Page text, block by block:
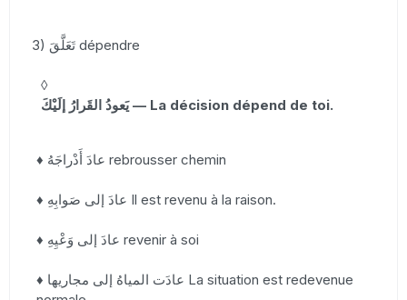
3) تَعَلَّقَ dépendre
◊
يَعودُ القَرارُ إلَيْكَ — La décision dépend de toi.
♦ عادَ أَدْراجَهُ rebrousser chemin
♦ عادَ إلى صَوابِهِ Il est revenu à la raison.
♦ عادَ إلى وَعْيِهِ revenir à soi
♦ عادَت المياهُ إلى مجاريها La situation est redevenue